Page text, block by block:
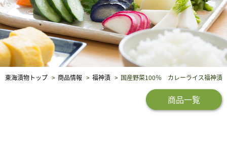
東海漬物トップ 商品情報 福神漬 国産野菜100％ カレーライス福神漬
商品一覧